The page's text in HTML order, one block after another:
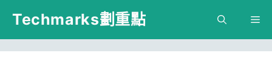
跳
主
Techmarks劃重點